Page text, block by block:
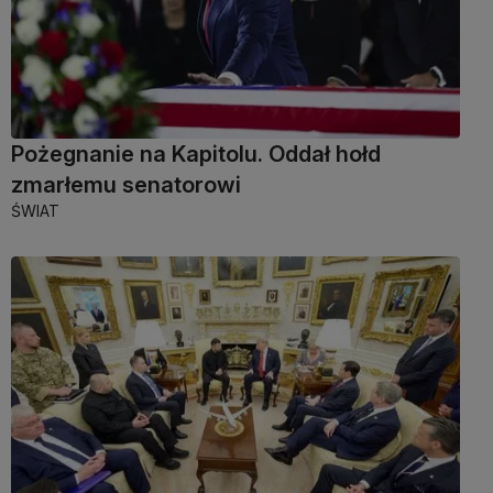
Pożegnanie na Kapitolu. Oddał hołd
zmarłemu senatorowi
ŚWIAT